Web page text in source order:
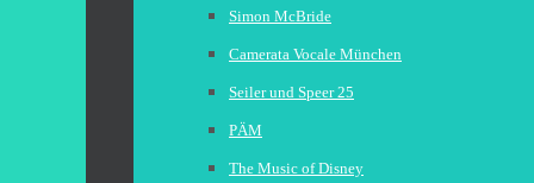
Simon McBride
Camerata Vocale München
Seiler und Speer 25
PÄM
The Music of Disney